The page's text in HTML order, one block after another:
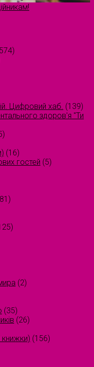
Цифровий хаб. (139)
здоров'я "Ти
(16)
гостей (5)
(2)
(35)
(26)
книжки) (156)